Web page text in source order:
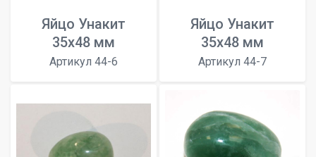
Яйцо Унакит
35х48 мм
Артикул 44-6
Яйцо Унакит
35х48 мм
Артикул 44-7